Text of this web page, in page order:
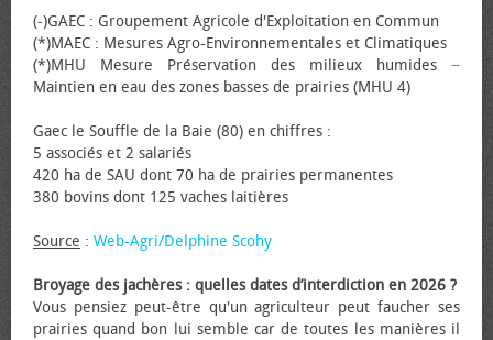
(-)GAEC : Groupement Agricole d'Exploitation en Commun
(*)MAEC : Mesures Agro-Environnementales et Climatiques
(*)MHU Mesure Préservation des milieux humides −
Maintien en eau des zones basses de prairies (MHU 4)
Gaec le Souffle de la Baie (80) en chiffres :
5 associés et 2 salariés
420 ha de SAU dont 70 ha de prairies permanentes
380 bovins dont 125 vaches laitières
Source : Web-Agri/Delphine Scohy
Broyage des jachères : quelles dates d’interdiction en 2026 ?
Vous pensiez peut-être qu'un agriculteur peut faucher ses
prairies quand bon lui semble car de toutes les manières il